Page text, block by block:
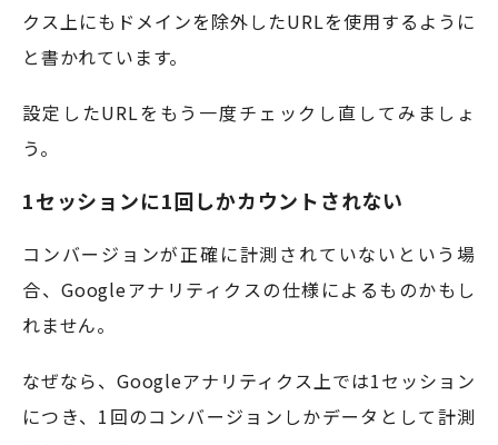
クス上にもドメインを除外したURLを使用するように
と書かれています。
設定したURLをもう一度チェックし直してみましょ
う。
1セッションに1回しかカウントされない
コンバージョンが正確に計測されていないという場
合、Googleアナリティクスの仕様によるものかもし
れません。
なぜなら、Googleアナリティクス上では1セッション
につき、1回のコンバージョンしかデータとして計測